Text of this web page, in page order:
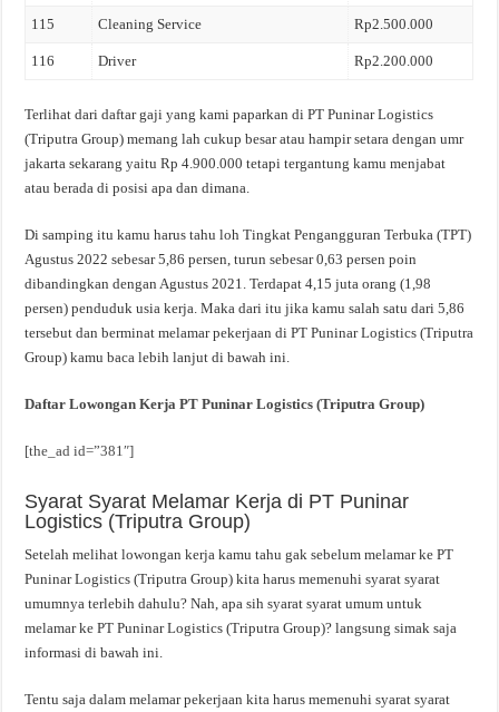
115 Cleaning Service Rp2.500.000
116 Driver Rp2.200.000
Terlihat dari daftar gaji yang kami paparkan di PT Puninar Logistics
(Triputra Group) memang lah cukup besar atau hampir setara dengan umr
jakarta sekarang yaitu Rp 4.900.000 tetapi tergantung kamu menjabat
atau berada di posisi apa dan dimana.
Di samping itu kamu harus tahu loh Tingkat Pengangguran Terbuka (TPT)
Agustus 2022 sebesar 5,86 persen, turun sebesar 0,63 persen poin
dibandingkan dengan Agustus 2021. Terdapat 4,15 juta orang (1,98
persen) penduduk usia kerja. Maka dari itu jika kamu salah satu dari 5,86
tersebut dan berminat melamar pekerjaan di PT Puninar Logistics (Triputra
Group) kamu baca lebih lanjut di bawah ini.
Daftar Lowongan Kerja PT Puninar Logistics (Triputra Group)
[the_ad id=”381″]
Syarat Syarat Melamar Kerja di PT Puninar
Logistics (Triputra Group)
Setelah melihat lowongan kerja kamu tahu gak sebelum melamar ke PT
Puninar Logistics (Triputra Group) kita harus memenuhi syarat syarat
umumnya terlebih dahulu? Nah, apa sih syarat syarat umum untuk
melamar ke PT Puninar Logistics (Triputra Group)? langsung simak saja
informasi di bawah ini.
Tentu saja dalam melamar pekerjaan kita harus memenuhi syarat syarat